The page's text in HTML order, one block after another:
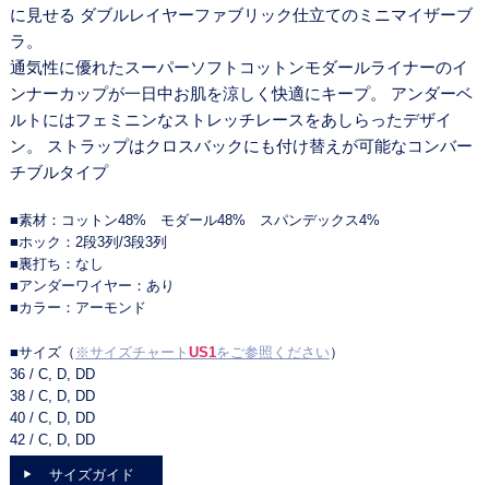
に見せる ダブルレイヤーファブリック仕立てのミニマイザーブ
ラ。
通気性に優れたスーパーソフトコットンモダールライナーのイ
ンナーカップが一日中お肌を涼しく快適にキープ。 アンダーベ
ルトにはフェミニンなストレッチレースをあしらったデザイ
ン。 ストラップはクロスバックにも付け替えが可能なコンバー
チブルタイプ
■素材：コットン48% モダール48% スパンデックス4%
■ホック：2段3列/3段3列
■裏打ち：なし
■アンダーワイヤー：あり
■カラー：アーモンド
■サイズ（ ※サイズチャート US1をご参照ください）
36 / C, D, DD
38 / C, D, DD
40 / C, D, DD
42 / C, D, DD
サイズガイド